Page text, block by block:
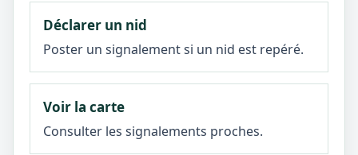
Déclarer un nid
Poster un signalement si un nid est repéré.
Voir la carte
Consulter les signalements proches.